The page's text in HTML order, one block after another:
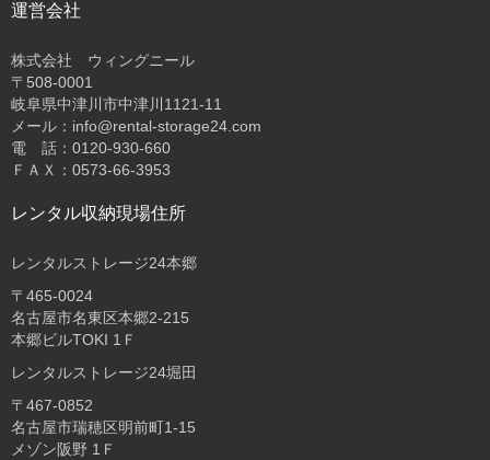
運営会社
株式会社 ウィングニール
〒508-0001
岐阜県中津川市中津川1121-11
メール：info@rental-storage24.com
電 話：0120-930-660
ＦＡＸ：0573-66-3953
レンタル収納現場住所
レンタルストレージ24本郷
〒465-0024
名古屋市名東区本郷2-215
本郷ビルTOKI 1Ｆ
レンタルストレージ24堀田
〒467-0852
名古屋市瑞穂区明前町1-15
メゾン阪野 1Ｆ